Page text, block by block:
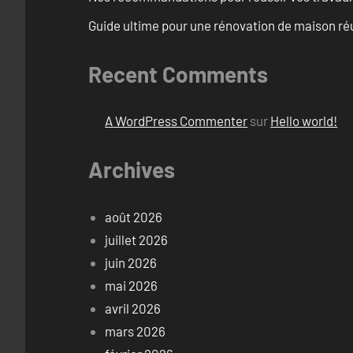
Guide ultime pour une rénovation de maison
Recent Comments
A WordPress Commenter sur Hello world!
Archives
août 2026
juillet 2026
juin 2026
mai 2026
avril 2026
mars 2026